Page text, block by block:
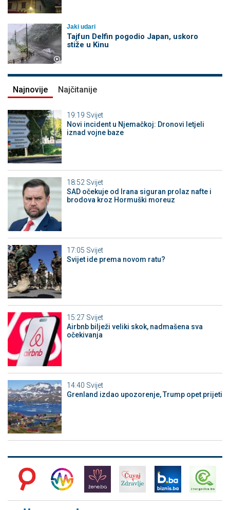
Jaki udari
Tajfun Delfin pogodio Japan, uskoro
stiže u Kinu
Najnovije Najčitanije
19:19 Svijet
Novi incident u Njemačkoj: Dronovi letjeli
iznad vojne baze
18:52 Svijet
SAD očekuje od Irana siguran prolaz nafte i
brodova kroz Hormuški moreuz
17:05 Svijet
Svijet ide prema novom ratu?
15:27 Svijet
Airbnb bilježi veliki skok, nadmašena sva
očekivanja
14:40 Svijet
Grenland izdao upozorenje, Trump opet prijeti